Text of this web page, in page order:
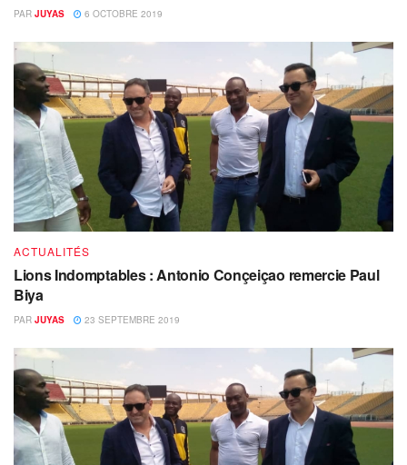
PAR JUYAS 6 OCTOBRE 2019
ACTUALITÉS
Lions Indomptables : Antonio Conçeiçao remercie Paul
Biya
PAR JUYAS 23 SEPTEMBRE 2019